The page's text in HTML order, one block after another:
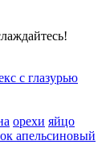
с глазурью
орехи яйцо
апельсиновый